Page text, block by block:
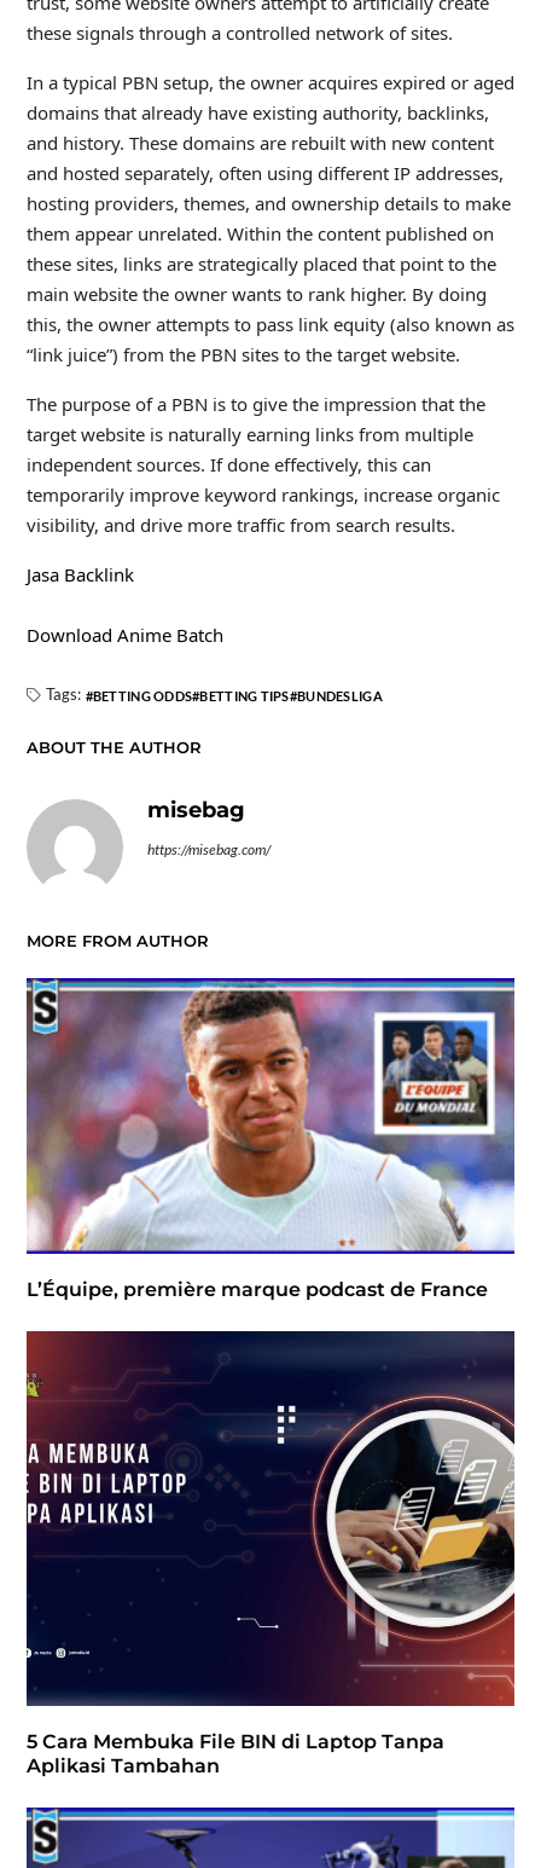
these signals through a controlled network of sites.
In a typical PBN setup, the owner acquires expired or aged
domains that already have existing authority, backlinks,
and history. These domains are rebuilt with new content
and hosted separately, often using different IP addresses,
hosting providers, themes, and ownership details to make
them appear unrelated. Within the content published on
these sites, links are strategically placed that point to the
main website the owner wants to rank higher. By doing
this, the owner attempts to pass link equity (also known as
“link juice”) from the PBN sites to the target website.
The purpose of a PBN is to give the impression that the
target website is naturally earning links from multiple
independent sources. If done effectively, this can
temporarily improve keyword rankings, increase organic
visibility, and drive more traffic from search results.
Jasa Backlink
Download Anime Batch
Tags: BETTING ODDS BETTING TIPS BUNDESLIGA
ABOUT THE AUTHOR
misebag
https://misebag.com/
MORE FROM AUTHOR
L’Équipe, première marque podcast de France
5 Cara Membuka File BIN di Laptop Tanpa
Aplikasi Tambahan